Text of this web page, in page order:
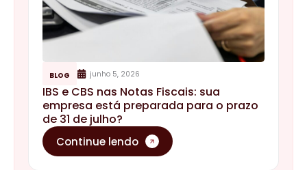
BLOG junho 5, 2026
IBS e CBS nas Notas Fiscais: sua
empresa está preparada para o prazo
de 31 de julho?
Continue lendo